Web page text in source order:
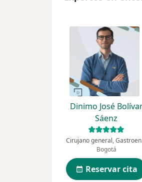
Dinimo José
Sáenz
Bogotá
Reservar cita